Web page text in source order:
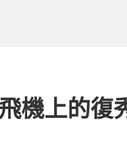
機上的復